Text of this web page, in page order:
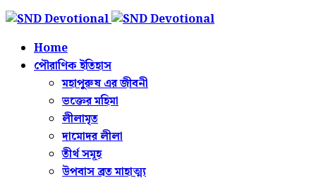
Home
পৌরাণিক ইতিহাস
মহাপুরুষ এর জীবনী
ভক্তের মহিমা
লীলামৃত
দামোদর লীলা
তীর্থ সমূহ
উপবাস ব্রত মাহাত্ম্য